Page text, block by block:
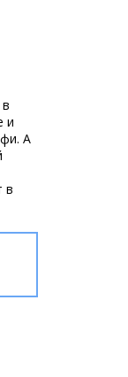
и
А
в